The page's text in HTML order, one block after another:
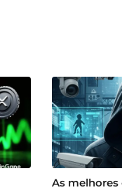
As melhores